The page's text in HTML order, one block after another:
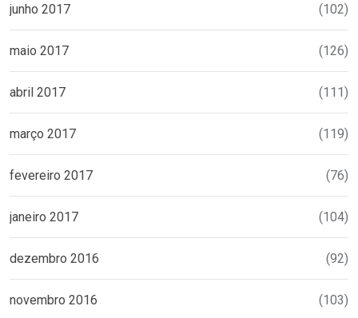
junho 2017 (102)
maio 2017 (126)
abril 2017 (111)
março 2017 (119)
fevereiro 2017 (76)
janeiro 2017 (104)
dezembro 2016 (92)
novembro 2016 (103)